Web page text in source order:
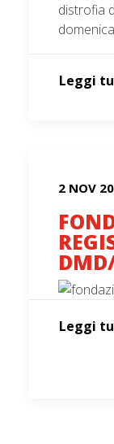
distrofia
Leggi
2 NOV
Leggi